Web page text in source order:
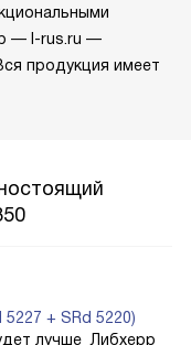
— l-rus.ru —
продукция имеет
+ SRd 5220)
лучше Либхерр